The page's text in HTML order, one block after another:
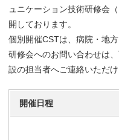
ュニケーション技術研修会
開しております。
個別開催CSTは、病院・地
研修会へのお問い合わせは
設の担当者へご連絡いただ
開催日程